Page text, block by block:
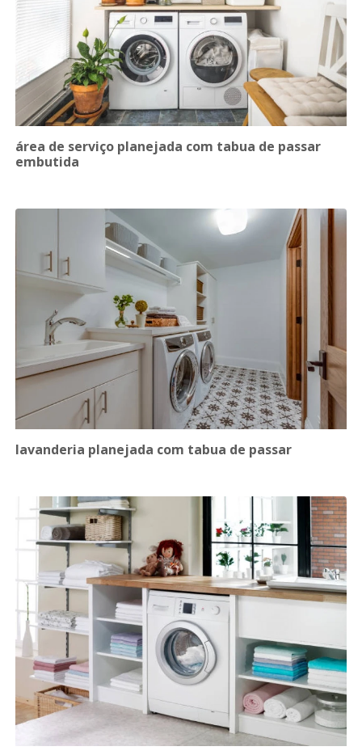
área de serviço planejada com tabua de passar
embutida
lavanderia planejada com tabua de passar